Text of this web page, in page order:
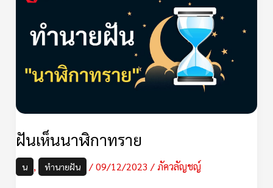
ฝันเห็นนาฬิกาทราย
น , ทำนายฝัน /09/12/2023/ภัควลัญชญ์
นาฬิกา
ทราย